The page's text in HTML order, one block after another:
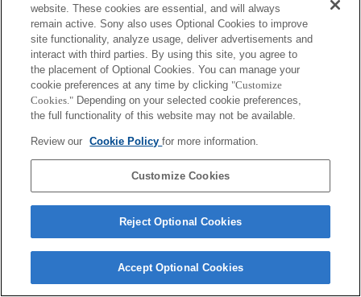
Informations de compatibilité des accessoires : DSC-RX100M5
Autre produit
Entièrement compatible
Compatible, mais avec des restrictions
Contact Us Cookie Policy
website. These cookies are essential, and will always
remain active. Sony also uses Optional Cookies to improve
site functionality, analyze usage, deliver advertisements and
interact with third parties. By using this site, you agree to
the placement of Optional Cookies. You can manage your
cookie preferences at any time by clicking "Customize
Cookies." Depending on your selected cookie preferences,
the full functionality of this website may not be available.
Review our Cookie Policyfor more information.
Customize Cookies
Reject Optional Cookies
Accept Optional Cookies